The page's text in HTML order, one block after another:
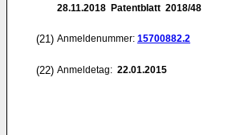
28.11.2018 Patentblatt 2018/48
(21) Anmeldenummer: 15700882.2
(22) Anmeldetag: 22.01.2015